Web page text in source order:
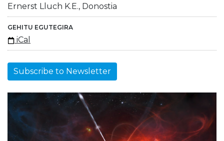
Ernerst Lluch K.E., Donostia
GEHITU EGUTEGIRA
iCal
Subscribe to Newsletter